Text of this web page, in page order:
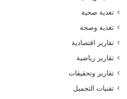
تغذية صحية
تغذية وصحة
تقارير اقتصادية
تقارير رياضية
تقارير وتحقيقات
تقنيات التجميل